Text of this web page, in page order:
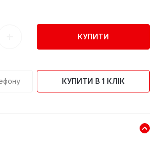
КУПИТИ
КУПИТИ В 1 КЛІК